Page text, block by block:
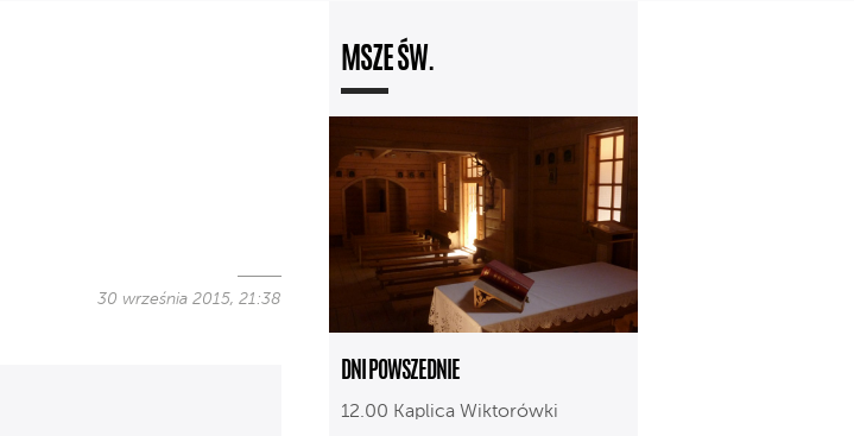
30 września 2015, 21:38
MSZE ŚW.
DNI POWSZEDNIE
12.00 Kaplica Wiktorówki